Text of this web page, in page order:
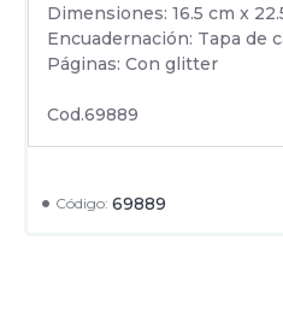
Código: 69889
Dimensiones: 16.5 cm x
Encuadernación: Tapa de
Páginas: Con glitter
Cod.69889